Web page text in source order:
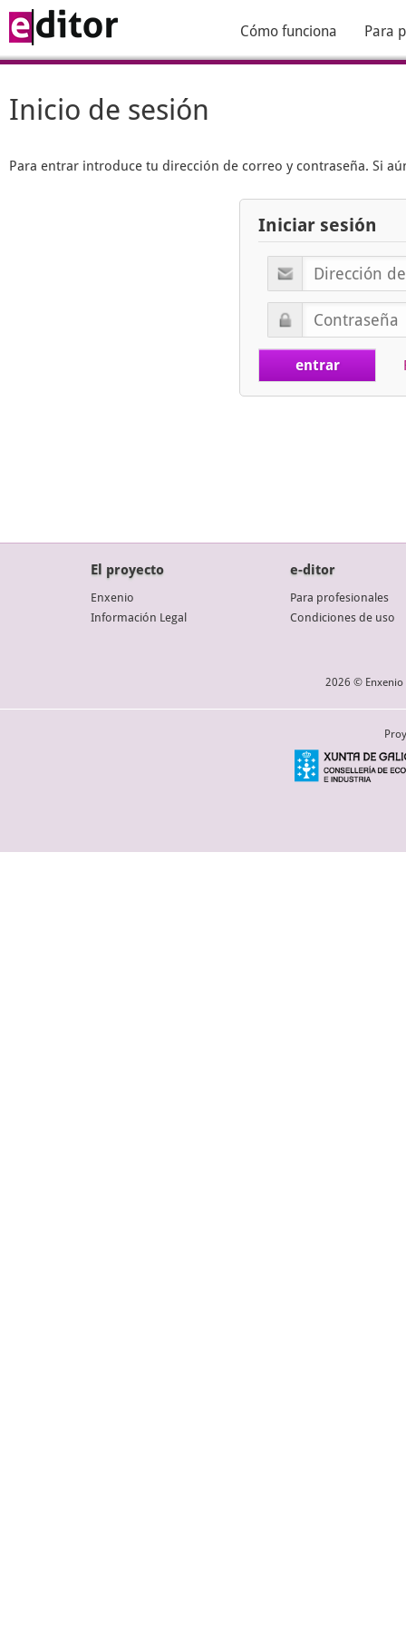
Cómo funciona Para
Inicio de sesión
Para entrar introduce tu dirección de correo y contraseña. Si
Iniciar sesión
El proyecto
Enxenio
Información Legal
e-ditor
Para profesionales
Condiciones de uso
2026 © Enxenio